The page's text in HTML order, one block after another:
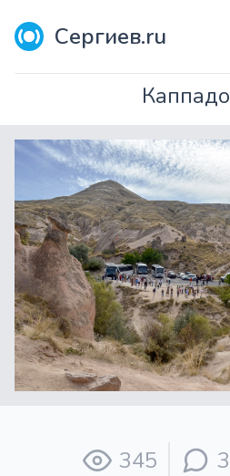
Сергиев.ru
345 3